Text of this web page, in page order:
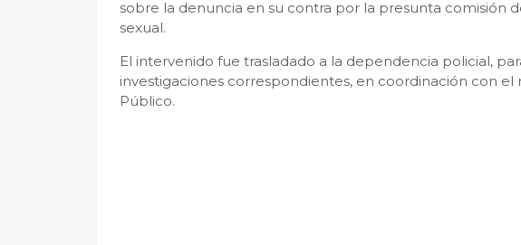
sobre la denuncia en su contra por la presunta comisión
sexual.
El intervenido fue trasladado a la dependencia policial,
investigaciones correspondientes, en coordinación con
Público.